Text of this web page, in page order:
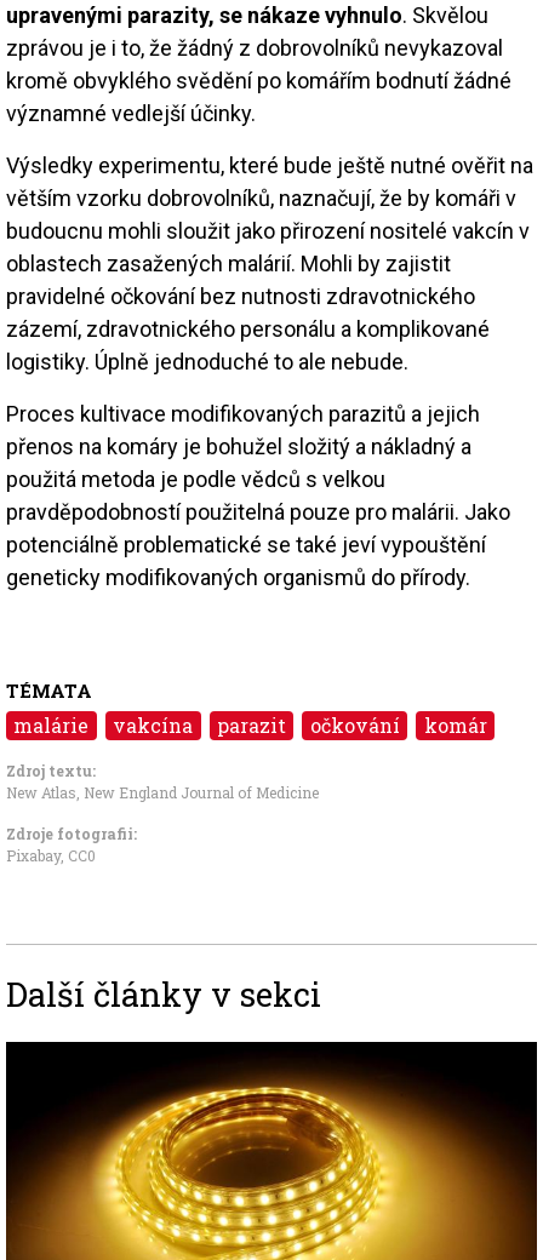
upravenými parazity, se nákaze vyhnulo. Skvělou
zprávou je i to, že žádný z dobrovolníků nevykazoval
kromě obvyklého svědění po komářím bodnutí žádné
významné vedlejší účinky.
Výsledky experimentu, které bude ještě nutné ověřit na
větším vzorku dobrovolníků, naznačují, že by komáři v
budoucnu mohli sloužit jako přirození nositelé vakcín v
oblastech zasažených malárií. Mohli by zajistit
pravidelné očkování bez nutnosti zdravotnického
zázemí, zdravotnického personálu a komplikované
logistiky. Úplně jednoduché to ale nebude.
Proces kultivace modifikovaných parazitů a jejich
přenos na komáry je bohužel složitý a nákladný a
použitá metoda je podle vědců s velkou
pravděpodobností použitelná pouze pro malárii. Jako
potenciálně problematické se také jeví vypouštění
geneticky modifikovaných organismů do přírody.
TÉMATA
malárie vakcína parazit očkování komár
Zdroj textu:
New Atlas New England Journal of Medicine
Zdroje fotografii:
Pixabay, CC0
Další články v sekci